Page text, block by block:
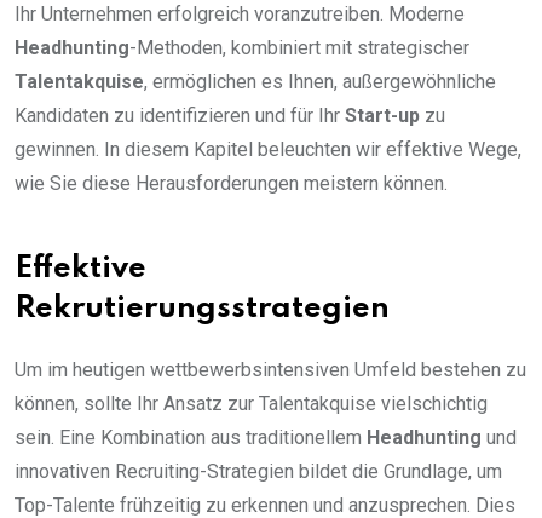
Ihr Unternehmen erfolgreich voranzutreiben. Moderne
Headhunting-Methoden, kombiniert mit strategischer
Talentakquise, ermöglichen es Ihnen, außergewöhnliche
Kandidaten zu identifizieren und für Ihr Start-up zu
gewinnen. In diesem Kapitel beleuchten wir effektive Wege,
wie Sie diese Herausforderungen meistern können.
Effektive
Rekrutierungsstrategien
Um im heutigen wettbewerbsintensiven Umfeld bestehen zu
können, sollte Ihr Ansatz zur Talentakquise vielschichtig
sein. Eine Kombination aus traditionellem Headhunting und
innovativen Recruiting-Strategien bildet die Grundlage, um
Top-Talente frühzeitig zu erkennen und anzusprechen. Dies